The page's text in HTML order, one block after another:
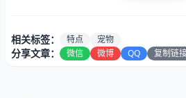
相关标签： 特点 宠物
分享文章： 微信 微博 QQ 复制链